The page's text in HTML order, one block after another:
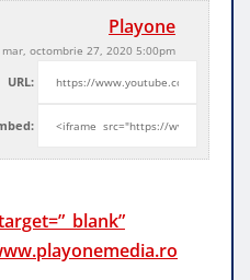
Playone
mar, octombrie 27, 2020 5:00pm
URL: